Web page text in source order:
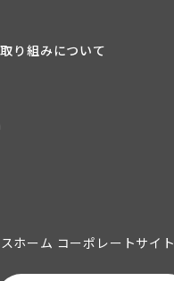
り組みについて
ホーム コーポレートサイト